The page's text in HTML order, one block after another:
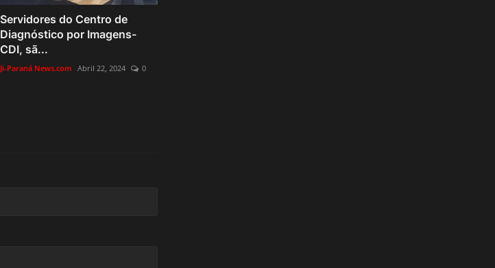
Servidores do Centro de
Diagnóstico por Imagens-
CDI, sã...
Ji-Paraná News.com Abril 22, 2024 0